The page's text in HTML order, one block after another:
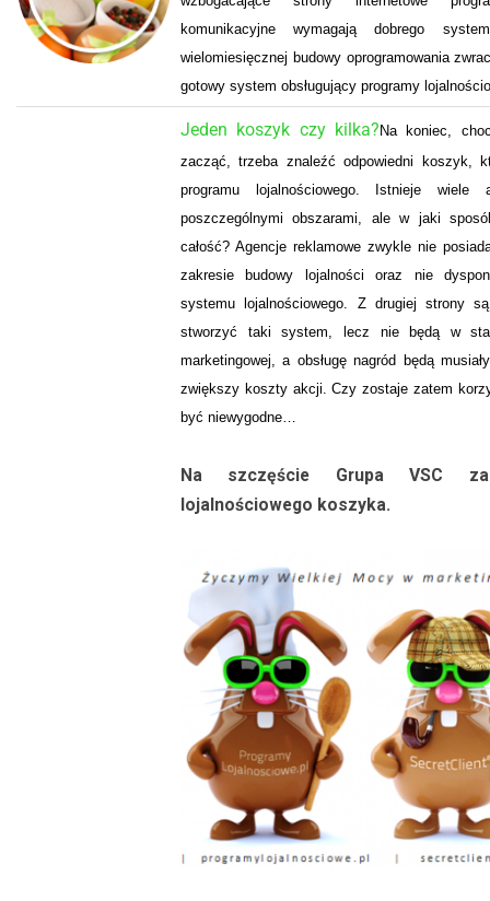
komunikacyjne wymagają dobrego
wielomiesięcznej budowy oprogramowania
gotowy system obsługujący programy
Jeden koszyk czy kilka? Na koniec,
zacząć, trzeba znaleźć odpowiedni koszyk,
programu lojalnościowego. Istnieje
poszczególnymi obszarami, ale w jaki
całość? Agencje reklamowe zwykle nie
zakresie budowy lojalności oraz nie
systemu lojalnościowego. Z drugiej strony
stworzyć taki system, lecz nie będą w
marketingowej, a obsługę nagród będą
zwiększy koszty akcji. Czy zostaje zatem
być niewygodne…
Na szczęście Grupa VSC
lojalnościowego koszyka.